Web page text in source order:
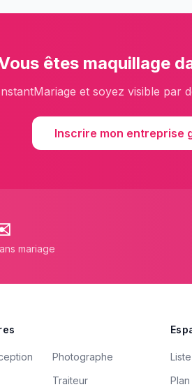
êtes maquillage
et soyez visible par
Inscrire mon entreprise
mariage
Photographe
Traiteur